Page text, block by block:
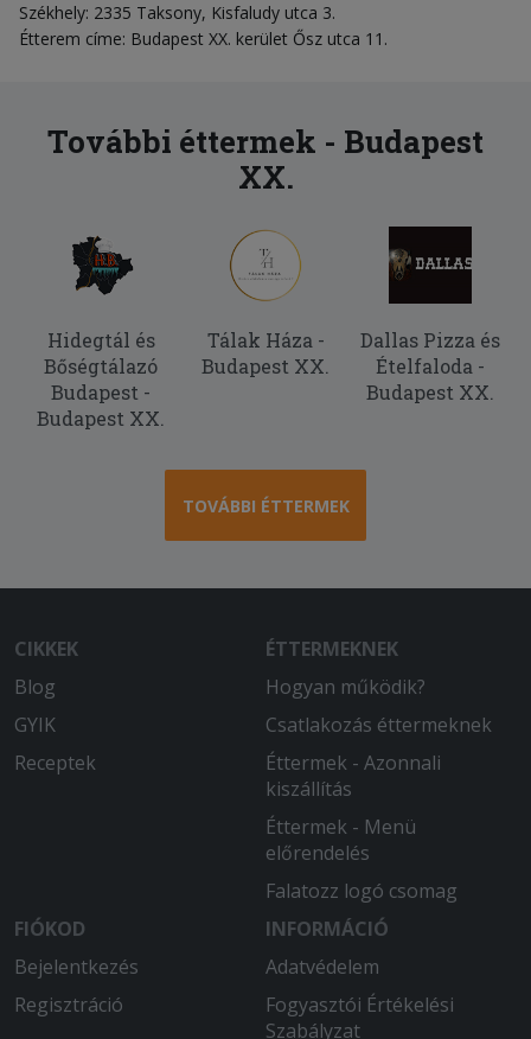
Székhely: 2335 Taksony, Kisfaludy utca 3.
Étterem címe: Budapest XX. kerület Ősz utca 11.
További éttermek - Budapest
XX.
Hidegtál és
Bőségtálazó
Budapest -
Budapest XX.
Tálak Háza -
Budapest XX.
Dallas Pizza és
Ételfaloda -
Budapest XX.
TOVÁBBI ÉTTERMEK
CIKKEK
Blog
GYIK
Receptek
ÉTTERMEKNEK
Hogyan működik?
Csatlakozás éttermeknek
Éttermek - Azonnali
kiszállítás
Éttermek - Menü
előrendelés
Falatozz logó csomag
FIÓKOD
Bejelentkezés
Regisztráció
INFORMÁCIÓ
Adatvédelem
Fogyasztói Értékelési
Szabályzat